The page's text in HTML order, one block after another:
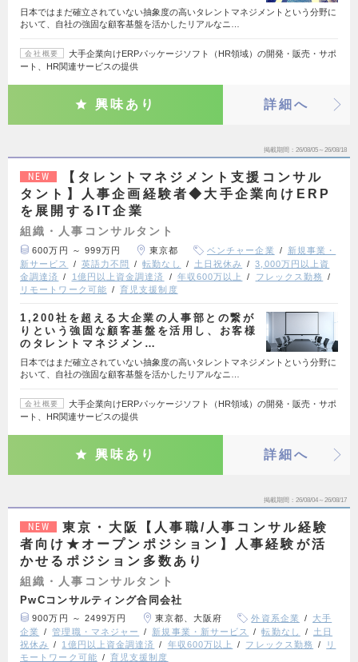
日本ではまだ確立されていない抽象度の高いタレントマネジメントという分野に
おいて、自社の強固な顧客基盤を活かしたリアルなニ…
会社概要
大手企業向けERPパッケージソフト（HR領域）の開発・販売・サポ
ート、HR関連サービスの提供
興味あり 詳細へ
掲載期間 26/08/05～26/08/18
NEW
【タレントマネジメント支援コンサル
タント】人事企画経験者◆大手企業向けERP
を展開するIT企業
組織・人事コンサルタント
600万円 ～ 999万円 東京都 ベンチャー企業
新規事業・
新サービス
英語力不問 転勤なし 土日祝休み
3,000万円以上資
金調達済
1億円以上資金調達済 年収600万以上
フレックス勤務
リモートワーク可能
育児支援制度
1,200社を超える大企業の人事部との繋が
りという強固な顧客基盤を活用し、お客様
のタレントマネジメン…
日本ではまだ確立されていない抽象度の高いタレントマネジメントという分野に
おいて、自社の強固な顧客基盤を活かしたリアルなニ…
会社概要
大手企業向けERPパッケージソフト（HR領域）の開発・販売・サポ
ート、HR関連サービスの提供
興味あり 詳細へ
掲載期間 26/08/04～26/08/17
NEW
東京・大阪【人事職/人事コンサル経験
者向け★オープンポジション】人事経験が活
かせるポジション多数あり
組織・人事コンサルタント
PwCコンサルティング合同会社
900万円 ～ 2499万円 東京都、大阪府 外資系企業
大手
企業
管理職・マネジャー 新規事業・新サービス 転勤なし
土日
祝休み
1億円以上資金調達済 年収600万以上 フレックス勤務
リ
モートワーク可能
育児支援制度